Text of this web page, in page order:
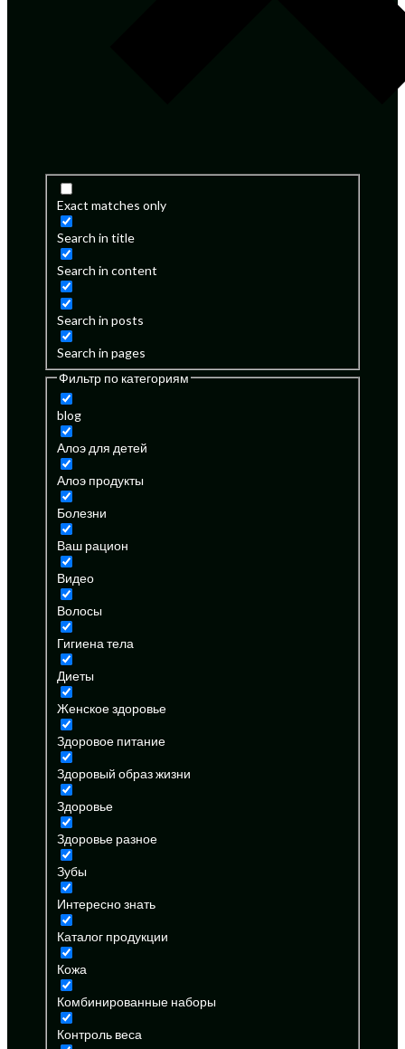
Exact matches only
Search in title
Search in content
Search in posts
Search in pages
Фильтр по категориям
blog
Алоэ для детей
Алоэ продукты
Болезни
Ваш рацион
Видео
Волосы
Гигиена тела
Диеты
Женское здоровье
Здоровое питание
Здоровый образ жизни
Здоровье
Здоровье разное
Зубы
Интересно знать
Каталог продукции
Кожа
Комбинированные наборы
Контроль веса